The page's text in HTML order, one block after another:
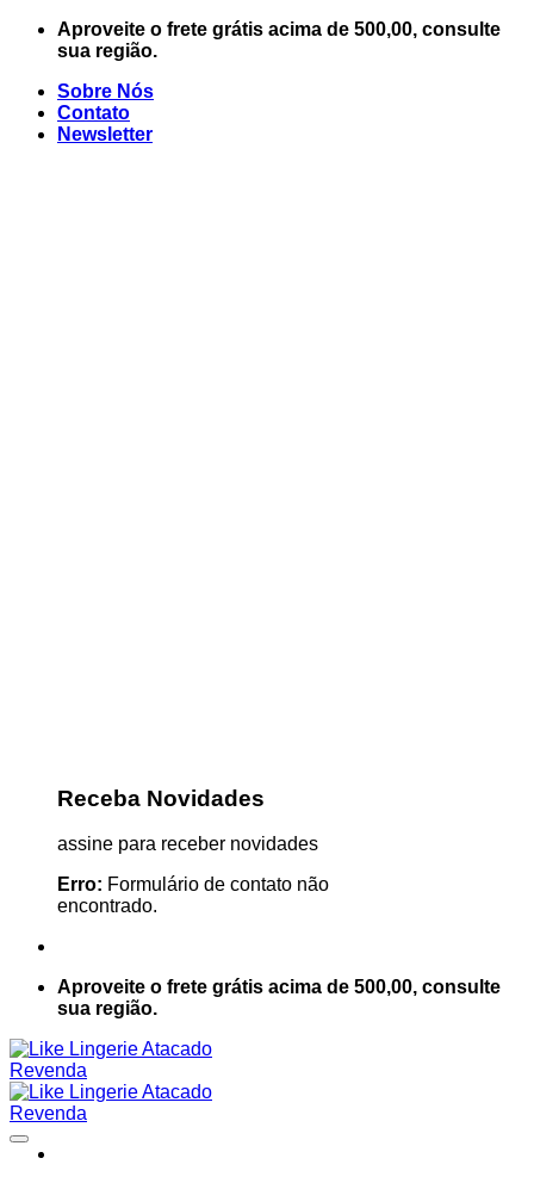
Skip
Aproveite o frete grátis acima de 500,00, consulte
sua região.
Sobre Nós
Contato
Newsletter
Receba Novidades
assine para receber novidades
Erro: Formulário de contato não
encontrado.
Aproveite o frete grátis acima de 500,00, consulte
sua região.